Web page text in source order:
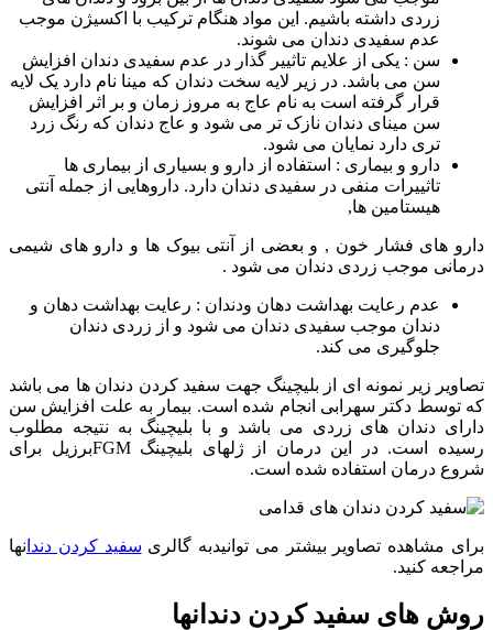
زردی داشته باشیم. این مواد هنگام ترکیب با اکسیژن موجب
عدم سفیدی دندان می شوند.
سن : یکی از علایم تاثییر گذار در عدم سفیدی دندان افزایش
سن می باشد. در زیر لایه سخت دندان که مینا نام دارد یک لایه
قرار گرفته است به نام عاج به مروز زمان و بر اثر افزایش
سن مینای دندان نازک تر می شود و عاج دندان که رنگ زرد
تری دارد نمایان می شود.
دارو و بیماری : استفاده از دارو و بسیاری از بیماری ها
تاثییرات منفی در سفیدی دندان دارد. داروهایی از جمله آنتی
هیستامین ها,
دارو های فشار خون , و بعضی از آنتی بیوک ها و دارو های شیمی
درمانی موجب زردی دندان می شود .
عدم رعایت بهداشت دهان ودندان : رعایت بهداشت دهان و
دندان موجب سفیدی دندان می شود و از زردی دندان
جلوگیری می کند.
تصاویر زیر نمونه ای از بلیچینگ جهت سفید کردن دندان ها می باشد
که توسط دکتر سهرابی انجام شده است. بیمار به علت افزایش سن
دارای دندان های زردی می باشد و با بلیچینگ به نتیجه مطلوب
رسیده است. در این درمان از ژلهای بلیچینگ FGMبرزیل برای
شروع درمان استفاده شده است.
برای مشاهده تصاویر بیشتر می توانیدبه گالری سفید کردن دندا نها
مراجعه کنید.
روش های سفید کردن دندانها